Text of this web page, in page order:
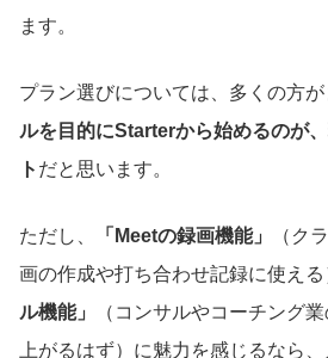
ます。
プラン選びについては、多くの方
ルを目的にStarterから始めるのが
ト だと思います。
ただし、 「Meetの録画機能」
（ク
画の作成や打ち合わせ記録に使え
ル機能」
（コンサルやコーチング
上がるはず）に魅力を感じるなら